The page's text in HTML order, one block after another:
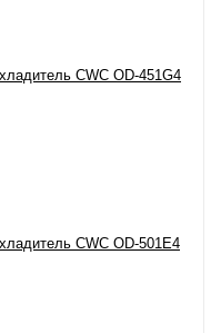
CWC OD-451G4
CWC OD-501E4